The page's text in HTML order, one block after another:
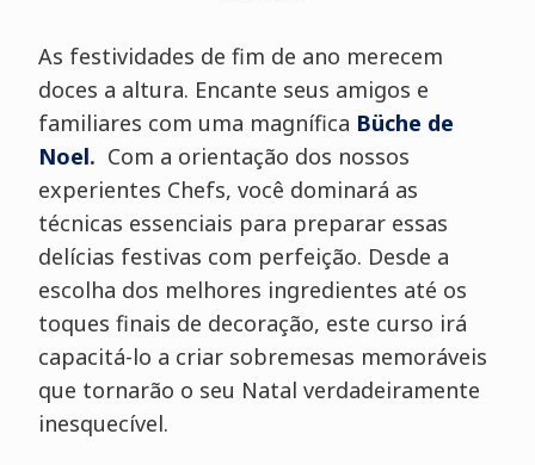
As festividades de fim de ano merecem
doces a altura. Encante seus amigos e
familiares com uma magnífica Büche de
Noel. Com a orientação dos nossos
experientes Chefs, você dominará as
técnicas essenciais para preparar essas
delícias festivas com perfeição. Desde a
escolha dos melhores ingredientes até os
toques finais de decoração, este curso irá
capacitá-lo a criar sobremesas memoráveis
que tornarão o seu Natal verdadeiramente
inesquecível.